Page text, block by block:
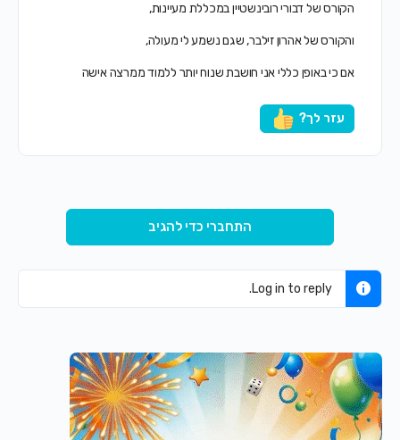
הקורס של דבורי רובינשטיין במכללת מעיינות,
והקורס של אהרון זילבר, שגם נשמע לי מעולה,
אם כי באופן כללי אני חושבת שנוח יותר ללמוד ממרצה אישה
עזר לך?
התחברי כדי להגיב
Log in to reply.